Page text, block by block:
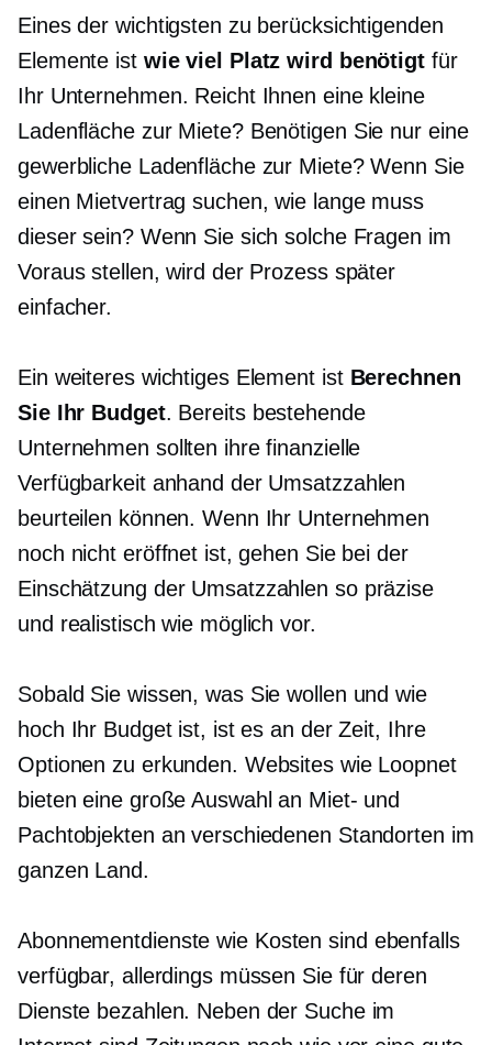
Eines der wichtigsten zu berücksichtigenden
Elemente ist wie viel Platz wird benötigtfür
Ihr Unternehmen. Reicht Ihnen eine kleine
Ladenfläche zur Miete? Benötigen Sie nur eine
gewerbliche Ladenfläche zur Miete? Wenn Sie
einen Mietvertrag suchen, wie lange muss
dieser sein? Wenn Sie sich solche Fragen im
Voraus stellen, wird der Prozess später
einfacher.
Ein weiteres wichtiges Element ist Berechnen
Sie Ihr Budget. Bereits bestehende
Unternehmen sollten ihre finanzielle
Verfügbarkeit anhand der Umsatzzahlen
beurteilen können. Wenn Ihr Unternehmen
noch nicht eröffnet ist, gehen Sie bei der
Einschätzung der Umsatzzahlen so präzise
und realistisch wie möglich vor.
Sobald Sie wissen, was Sie wollen und wie
hoch Ihr Budget ist, ist es an der Zeit, Ihre
Optionen zu erkunden. Websites wie Loopnet
bieten eine große Auswahl an Miet- und
Pachtobjekten an verschiedenen Standorten im
ganzen Land.
Abonnementdienste wie Kosten sind ebenfalls
verfügbar, allerdings müssen Sie für deren
Dienste bezahlen. Neben der Suche im